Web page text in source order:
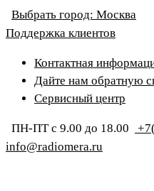
Выбрать город: Москва
Поддержка клиентов
Контактная
Дайте нам обратную
Сервисный центр
ПН-ПТ с 9.00 до 18.00
info@radiomera.ru